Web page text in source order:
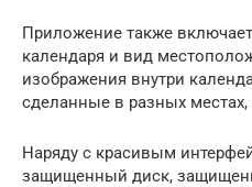
Приложение также
календаря и вид
изображения внутри
сделанные в разных местах,
Наряду с красивым
защищенный диск,